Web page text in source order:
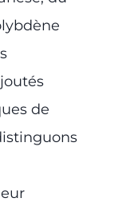
de